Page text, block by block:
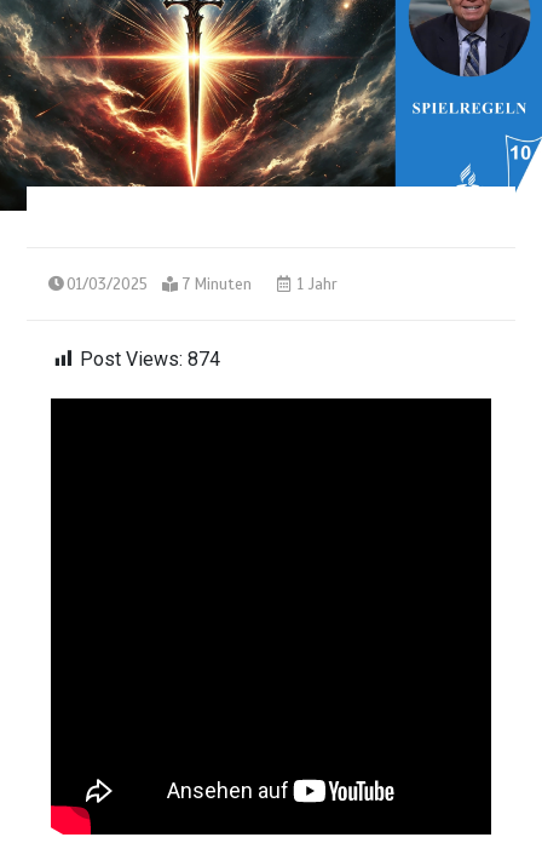
01/03/2025 7 Minuten 1 Jahr
Post Views: 874